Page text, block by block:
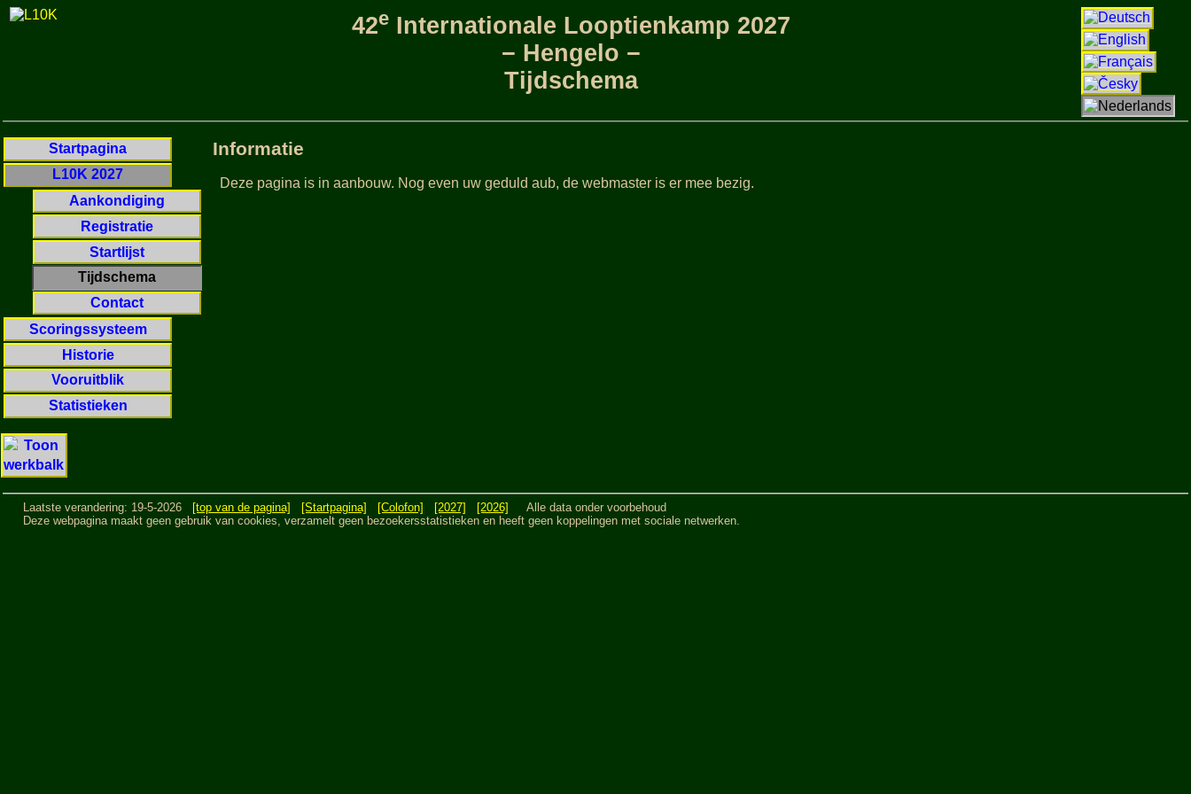
42eInternationale Looptienkamp 2027
− Hengelo −
Tijdschema
Startpagina
L10K 2027
Aankondiging
Registratie
Startlijst
Tijdschema
Contact
Scoringssysteem
Historie
Vooruitblik
Statistieken
Informatie
Deze pagina is in aanbouw. Nog even uw geduld aub, de webmaster is er mee bezig.
Laatste verandering: 19-5-2026 [top van de pagina] [Startpagina] [Colofon] [2027] [2026]
Alle data onder voorbehoud
Deze webpagina maakt geen gebruik van cookies, verzamelt geen bezoekersstatistieken en heeft geen koppelingen met sociale netwerken.